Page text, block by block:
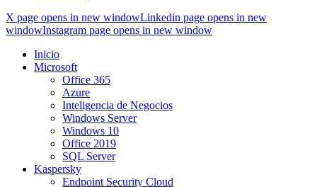
X page opens in new windowLinkedin page opens in new
windowInstagram page opens in new window
Inicio
Microsoft
Office 365
Azure
Inteligencia de Negocios
Windows Server
Windows 10
Office 2019
SQL Server
Kaspersky
Endpoint Security Cloud